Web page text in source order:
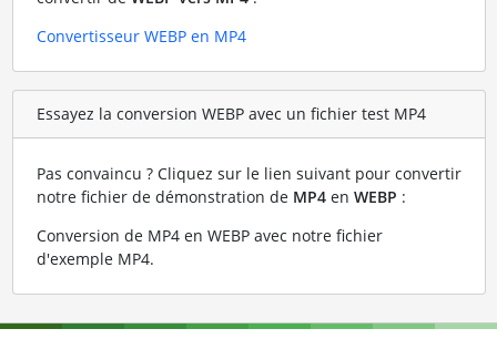
Convertisseur WEBP en MP4
Essayez la conversion WEBP avec un fichier test MP4
Pas convaincu ? Cliquez sur le lien suivant pour convertir
notre fichier de démonstration de MP4en WEBP :
Conversion de MP4 en WEBP avec notre fichier
d'exemple MP4.